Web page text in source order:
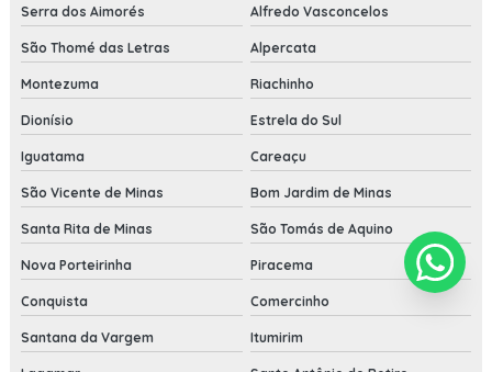
Serra dos Aimorés Alfredo Vasconcelos
São Thomé das Letras Alpercata
Montezuma Riachinho
Dionísio Estrela do Sul
Iguatama Careaçu
São Vicente de Minas Bom Jardim de Minas
Santa Rita de Minas São Tomás de Aquino
Nova Porteirinha Piracema
Conquista Comercinho
Santana da Vargem Itumirim